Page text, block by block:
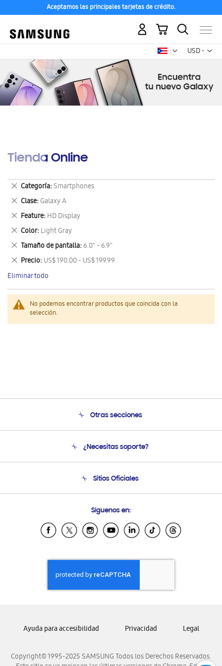
Aceptamos las principales tarjetas de crédito.
USD -
dólar
Mi carrito
Tienda Online
No podemos encontrar productos que coincida con la
selección.
Categoría Smartphones
Eliminar
este
artículo
Clase Galaxy A
Eliminar
este
artículo
Feature HD Display
Eliminar
este
artículo
Color Light Gray
Eliminar
este
artículo
Tamaño de pantalla 6.0" - 6.9"
Eliminar
este
artículo
Precio US$ 190.00 - US$ 199.99
Eliminar
este
artículo
Eliminar todo
Otras secciones
Soporte
Condiciones de Compra
¿Necesitas soporte?
Soporte vía eMail
Sitios Oficiales
Samsung Ecuador
Samsung El Salvador
Samsung Honduras
Samsung Nicaragua
Samsung Panamá
Samsung Venezuela
Síguenos en:
Copyright© 1995-2025 SAMSUNG Todos los Derechos Reservados.
Ayuda para accesibilidad Privacidad Legal